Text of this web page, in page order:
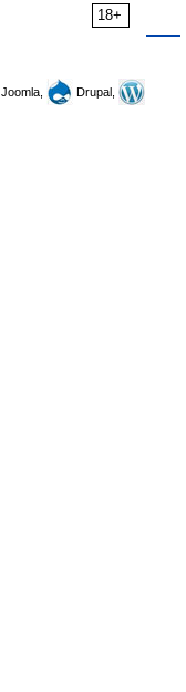
18+
Joomla,
Drupal,